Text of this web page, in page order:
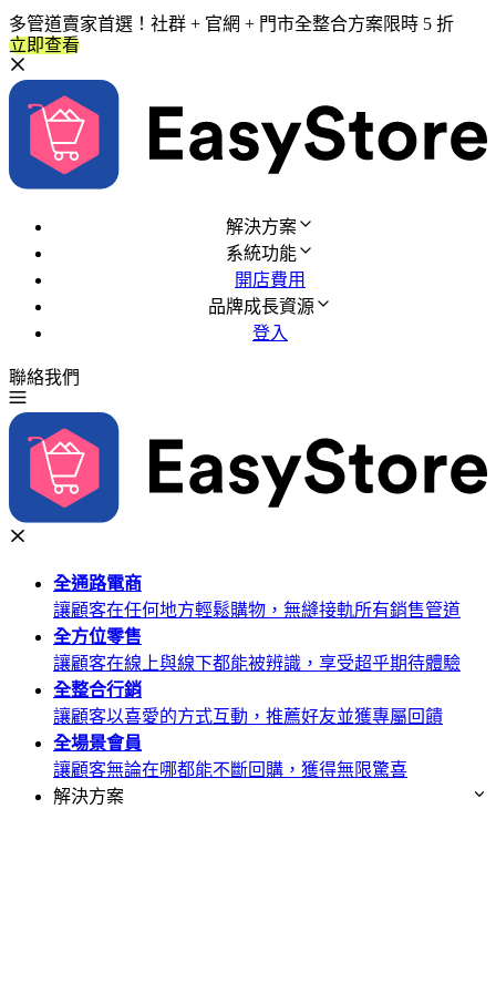
多管道賣家首選！社群 + 官網 + 門市全整合方案限時 5 折
立即查看
解決方案
系統功能
開店費用
品牌成長資源
登入
聯絡我們
全通路電商
讓顧客在任何地方輕鬆購物，無縫接軌所有銷售管道
全方位零售
讓顧客在線上與線下都能被辨識，享受超乎期待體驗
全整合行銷
讓顧客以喜愛的方式互動，推薦好友並獲專屬回饋
全場景會員
讓顧客無論在哪都能不斷回購，獲得無限驚喜
解決方案